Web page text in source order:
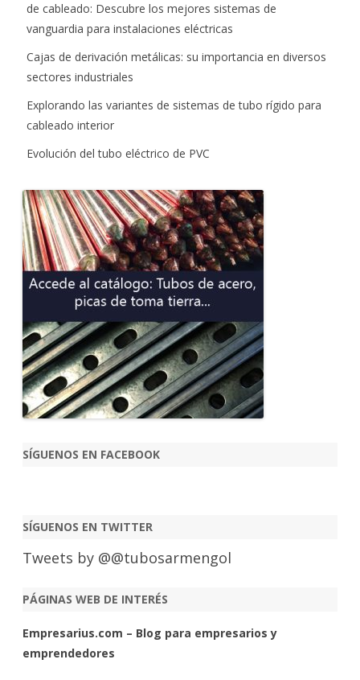
de cableado: Descubre los mejores sistemas de
vanguardia para instalaciones eléctricas
Cajas de derivación metálicas: su importancia en diversos
sectores industriales
Explorando las variantes de sistemas de tubo rígido para
cableado interior
Evolución del tubo eléctrico de PVC
SÍGUENOS EN FACEBOOK
SÍGUENOS EN TWITTER
Tweets by @@tubosarmengol
PÁGINAS WEB DE INTERÉS
Empresarius.com – Blog para empresarios y
emprendedores